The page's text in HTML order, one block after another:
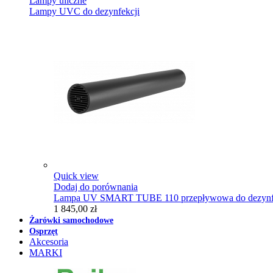
Lampy UVC do dezynfekcji
Quick view
Dodaj do porównania
Lampa UV SMART TUBE 110 przepływowa do
1 845,00 zł
Żarówki samochodowe
Osprzęt
Akcesoria
MARKI